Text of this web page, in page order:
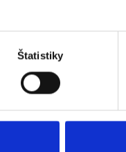
Štatistiky
verze
se prodávala do roku